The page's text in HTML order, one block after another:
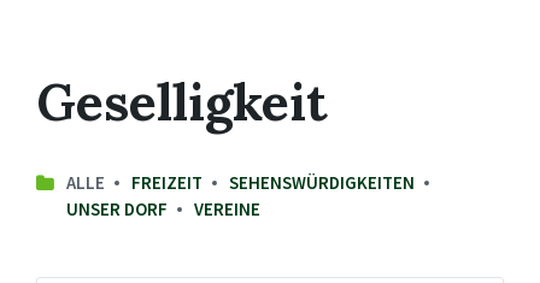
Geselligkeit
ALLE FREIZEIT
SEHENSWÜRDIGKEITEN
UNSER DORF
VEREINE